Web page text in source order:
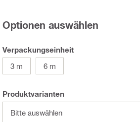
Optionen auswählen
Verpackungseinheit
3 m
6 m
Produktvarianten
Bitte auswählen